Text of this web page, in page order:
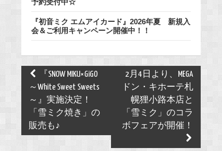
予約受付中☆
『初音ミク エムアイカード』2026年夏 新規入
会＆ご利用キャンペーン開催中！！
Post
navigation
『SNOW MIKU×GiGO
～White Sweet Sweets
～』実施決定！
「雪ミク焼き」の
販売も♪
2月4日より、MEGA
ドン・キホーテ札
幌狸小路本店と
「雪ミク」のコラ
ボフェアが開催！